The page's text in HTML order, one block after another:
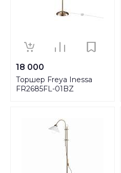
18 000
Торшер Freya Inessa
FR2685FL-01BZ